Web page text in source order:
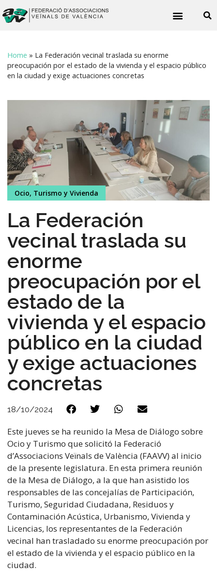
Home » La Federación vecinal traslada su enorme
preocupación por el estado de la vivienda y el espacio público
en la ciudad y exige actuaciones concretas
Ocio, Turismo y Vivienda
La Federación
vecinal traslada su
enorme
preocupación por el
estado de la
vivienda y el espacio
público en la ciudad
y exige actuaciones
concretas
18/10/2024
Este jueves se ha reunido la Mesa de Diálogo sobre
Ocio y Turismo que solicitó la Federació
d’Associacions Veïnals de València (FAAVV) al inicio
de la presente legislatura. En esta primera reunión
de la Mesa de Diálogo, a la que han asistido los
responsables de las concejalías de Participación,
Turismo, Seguridad Ciudadana, Residuos y
Contaminación Acústica, Urbanismo, Vivienda y
Licencias, los representantes de la Federación
vecinal han trasladado su enorme preocupación por
el estado de la vivienda y el espacio público en la
ciudad.